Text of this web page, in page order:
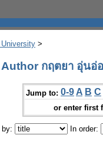
>
กฤตยา อุ่นอ่
Jump to: 0-9 A B C
or enter first
by: In order: